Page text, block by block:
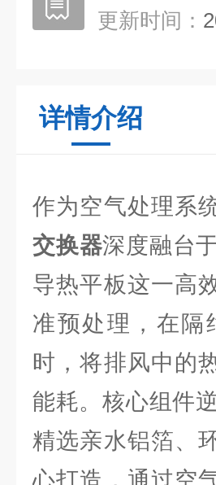
更新时间：
详情介绍
作为空气处理系
交换器深度融台
导热平板这一高
准预处理，在隔
时，将排风中的
能耗。核心组件
精选亲水铝箔、
心打造，通过空